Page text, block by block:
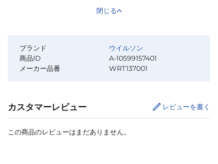
閉じる
ブランド
ウイルソン
商品ID
A-10599157401
メーカー品番
WRT137001
カスタマーレビュー レビューを書く
この商品のレビューはまだありません。